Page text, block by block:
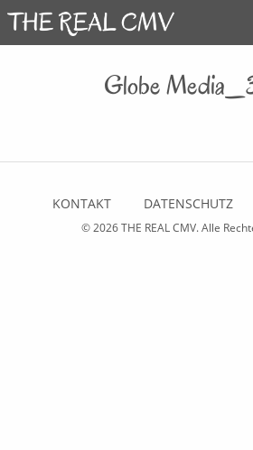
Globe
KONTAKT DATENSCHUTZ
© 2026THE REAL CMV. Alle